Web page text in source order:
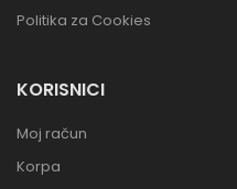
Politika za Cookies
KORISNICI
Moj račun
Korpa